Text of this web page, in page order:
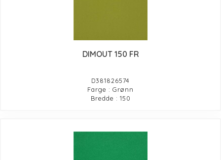
DIMOUT 150 FR
D381826574
Farge : Grønn
Bredde : 150